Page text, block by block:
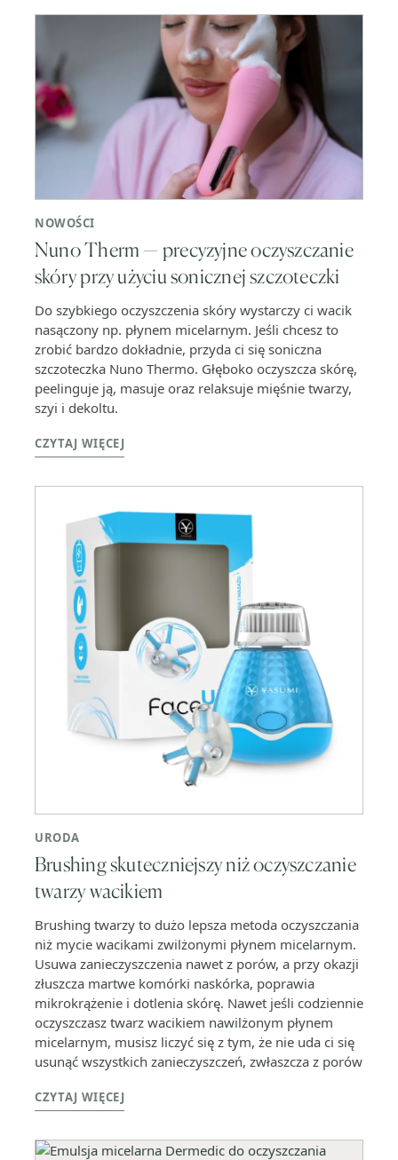
NOWOŚCI
Nuno Therm — precyzyjne oczyszczanie
skóry przy użyciu sonicznej szczoteczki
Do szybkiego oczyszczenia skóry wystarczy ci wacik
nasączony np. płynem micelarnym. Jeśli chcesz to
zrobić bardzo dokładnie, przyda ci się soniczna
szczoteczka Nuno Thermo. Głęboko oczyszcza skórę,
peelinguje ją, masuje oraz relaksuje mięśnie twarzy,
szyi i dekoltu.
CZYTAJ WIĘCEJ
URODA
Brushing skuteczniejszy niż oczyszczanie
twarzy wacikiem
Brushing twarzy to dużo lepsza metoda oczyszczania
niż mycie wacikami zwilżonymi płynem micelarnym.
Usuwa zanieczyszczenia nawet z porów, a przy okazji
złuszcza martwe komórki naskórka, poprawia
mikrokrążenie i dotlenia skórę. Nawet jeśli codziennie
oczyszczasz twarz wacikiem nawilżonym płynem
micelarnym, musisz liczyć się z tym, że nie uda ci się
usunąć wszystkich zanieczyszczeń, zwłaszcza z porów
CZYTAJ WIĘCEJ